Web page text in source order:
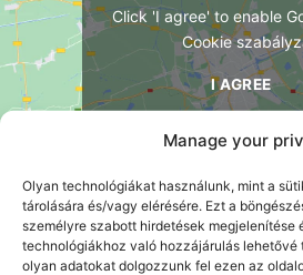
Manage your
Olyan technológiákat használunk, mint a
tárolására és/vagy elérésére. Ezt a
személyre szabott hirdetések megjelenítése
technológiákhoz való hozzájárulás lehetővé
olyan adatokat dolgozzunk fel ezen az
Click 'I agree' to enable
Cookie
I AGREE